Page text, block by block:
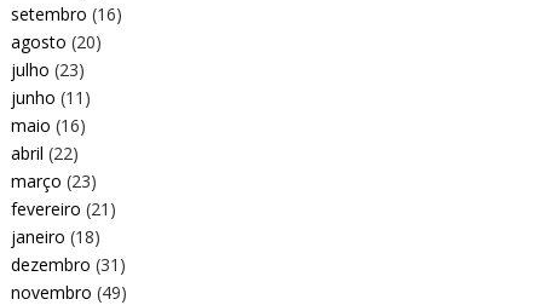
setembro (16)
agosto (20)
julho (23)
junho (11)
maio (16)
abril (22)
março (23)
fevereiro (21)
janeiro (18)
dezembro (31)
novembro (49)